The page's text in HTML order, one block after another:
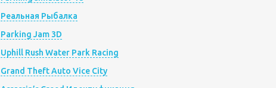
Реальная Рыбалка
Parking Jam 3D
Uphill Rush Water Park Racing
Grand Theft Auto Vice City